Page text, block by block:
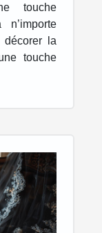
touche
la
touche